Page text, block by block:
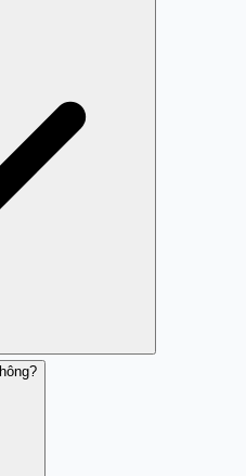
tin cá nhân và không